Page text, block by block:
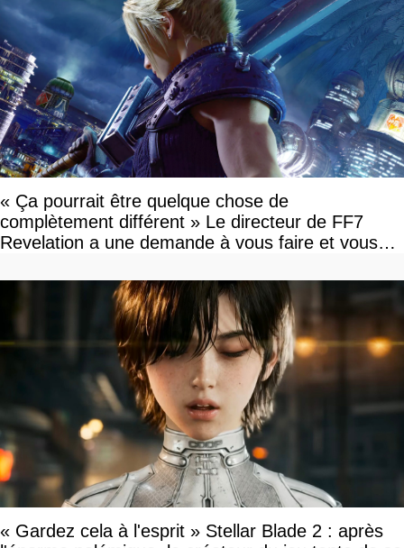
« Ça pourrait être quelque chose de
complètement différent » Le directeur de FF7
Revelation a une demande à vous faire et vous
« Gardez cela à l'esprit » Stellar Blade 2 : après